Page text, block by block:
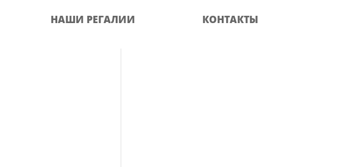
НАШИ РЕГАЛИИ КОНТАКТЫ